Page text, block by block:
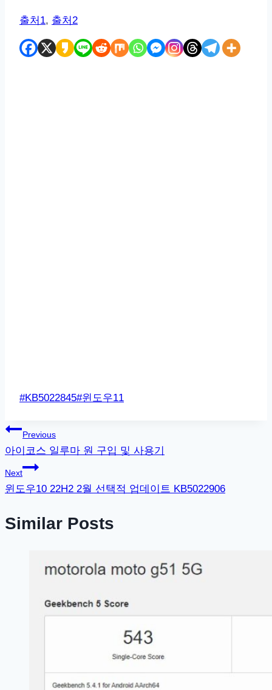
출처1, 출처2
Post
#KB5022845#윈도우11
글
탐
색
Previous
아이코스 일루마 원 구입 및 사용기
Next
윈도우10 22H2 2월 선택적 업데이트 KB5022906
Similar Posts